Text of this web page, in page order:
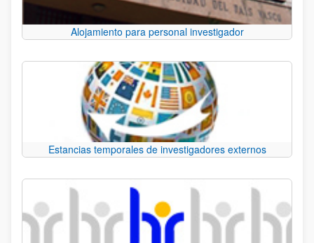
Alojamiento para personal investigador
Estancias temporales de investigadores externos